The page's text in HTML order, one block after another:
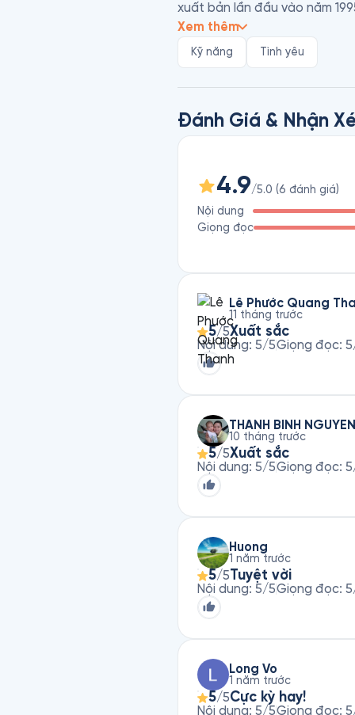
xuất bản lần đầu vào năm
Họ cũng là diễn giả chuyên
Xem thêm
Kỹ năng Tình yêu
Đánh Giá & Nhận
4.9/5.0 (6 đánh giá)
Nội dung
Giọng đọc
Lê Phước Quang
11 tháng trước
5/5Xuất sắc
Nội dung: 5/5Giọng đọc: 5
THANH BINH NGUYEN
10 tháng trước
5/5Xuất sắc
Nội dung: 5/5Giọng đọc: 5
Huong
1 năm trước
5/5Tuyệt vời
Nội dung: 5/5Giọng đọc: 5
Long Vo
1 năm trước
5/5Cực kỳ hay!
Nội dung: 5/5Giọng đọc: 5